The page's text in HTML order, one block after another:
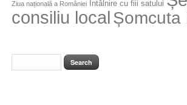
Ziua națională a României Întâlnire cu fiii satului
consiliu localȘomcuta